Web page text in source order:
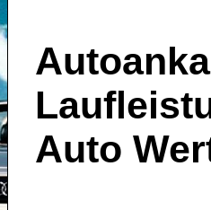
Auto